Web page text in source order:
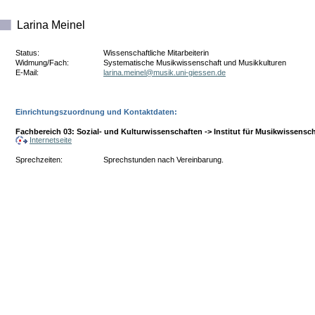
Larina Meinel
Status:
Wissenschaftliche Mitarbeiterin
Widmung/Fach:
Systematische Musikwissenschaft und Musikkulturen
E-Mail:
ed.nesseig-inu.kisum@leniem.aniral
Einrichtungszuordnung und Kontaktdaten:
Fachbereich 03: Sozial- und Kulturwissenschaften -> Institut für
Internetseite
Sprechzeiten: Sprechstunden nach Vereinbarung.